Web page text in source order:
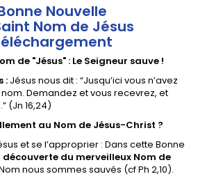
Nouvelle
Nom de Jésus
de "Jésus" : Le Seigneur sauve !
: Jésus nous dit : “Jusqu’ici vous n’avez
Demandez et vous recevrez, et
(Jn 16,24)
au Nom de Jésus-Christ ?
et se l’approprier : Dans cette Bonne
du merveilleux Nom de
nous sommes sauvés (cf Ph 2,10).